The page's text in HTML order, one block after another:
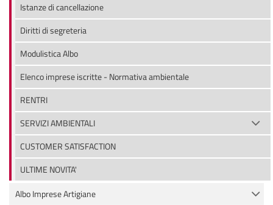
Istanze di cancellazione
Diritti di segreteria
Modulistica Albo
Elenco imprese iscritte - Normativa ambientale
RENTRI
SERVIZI AMBIENTALI
CUSTOMER SATISFACTION
ULTIME NOVITA'
Albo Imprese Artigiane